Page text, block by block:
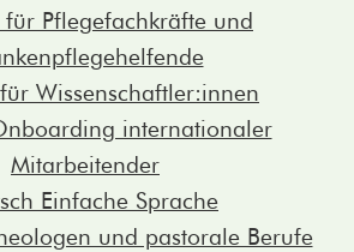
für Pflegefachkräfte und
Wissenschaftler:innen
internationaler
Mitarbeitender
Einfache Sprache
und pastorale Berufe